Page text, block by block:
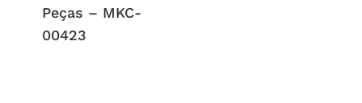
Peças – MKC-
00423